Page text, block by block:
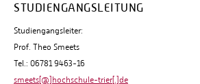
STUDIENGANGSLEITUNG
Studiengangsleiter:
Prof. Theo Smeets
Tel.: 06781 9463-16
smeets[@]hochschule-trier[.]de